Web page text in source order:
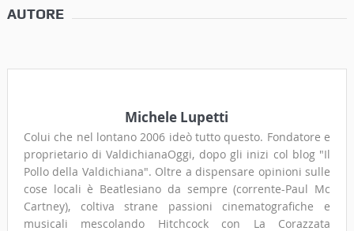
AUTORE
Michele Lupetti
Colui che nel lontano 2006 ideò tutto questo. Fondatore e
proprietario di ValdichianaOggi, dopo gli inizi col blog "Il
Pollo della Valdichiana". Oltre a dispensare opinioni sulle
cose locali è Beatlesiano da sempre (corrente-Paul Mc
Cartney), coltiva strane passioni cinematografiche e
musicali mescolando Hitchcock con La Corazzata